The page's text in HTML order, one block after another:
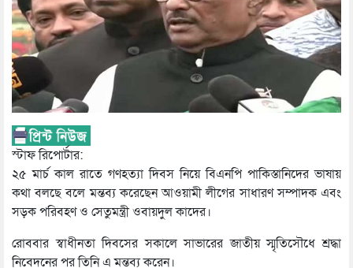
স্টাফ রিপোর্টার:
২৫ মার্চ কাল রাতে গণহত্যা দিবস নিয়ে বিএনপি পাকিস্তানিদের ভাষায়
কথা বলছে বলে মন্তব্য করেছেন আওয়ামী লীগের সাধারণ সম্পাদক এবং
সড়ক পরিবহণ ও সেতুমন্ত্রী ওবায়দুল কাদের।
রোববার স্বাধীনতা দিবসের সকালে সাভারের জাতীয় স্মৃতিসৌধে শ্রদ্ধা
নিবেদনের পর তিনি এ মন্তব্য করেন।